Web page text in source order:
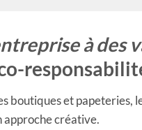
à des
boutiques et papeteries,
approche créative.